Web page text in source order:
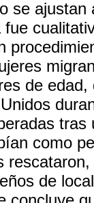
se
de
como
de